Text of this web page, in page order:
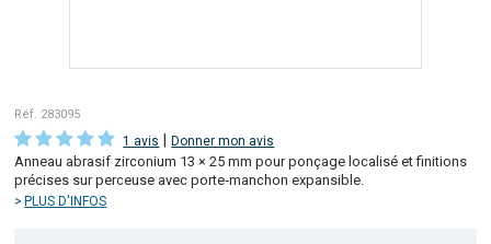
Réf. 283095
1 avis |Donner mon avis
Anneau abrasif zirconium 13 × 25 mm pour ponçage localisé et finitions
précises sur perceuse avec porte‑manchon expansible.
PLUS D'INFOS